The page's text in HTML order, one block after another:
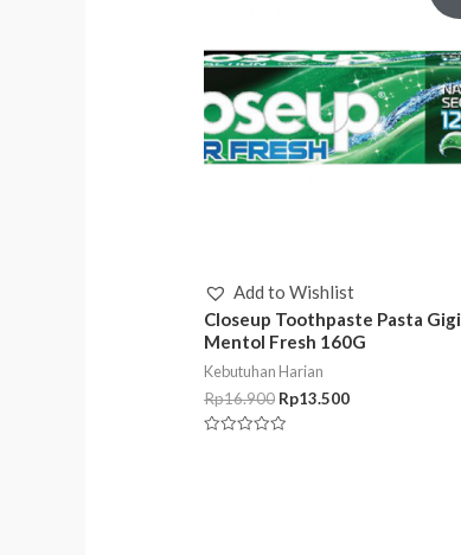
Add to Wishlist
Closeup Toothpaste Pasta Gigi
Mentol Fresh 160G
Kebutuhan Harian
Rp16.900 Rp13.500